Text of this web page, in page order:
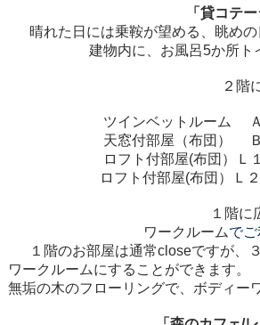
「貸コテ
晴れた日には乗鞍が望める、眺め
建物内に、お風呂5か所ト
２階
ツインベットルーム
天窓付部屋（布団）
ロフト付部屋(布団）Ｌ
ロフト付部屋(布団）Ｌ２
１階に
ワークルームで
１階のお部屋は通常closeですが、
ワークルームにすることができます
無垢の木のフローリングで、 ボディー